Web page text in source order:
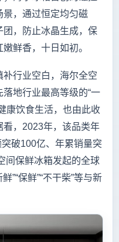
景，通过恒定均匀磁
，防止冰晶生成，保
鲜香，十日如初。
行业空白，海尔全空
地行业最高等级的“一
康饮食生活，也由此收
，2023年，该品类年
破100亿、年累销量突
间保鲜冰箱发起的全球
”“保鲜”“不干柴”等与新